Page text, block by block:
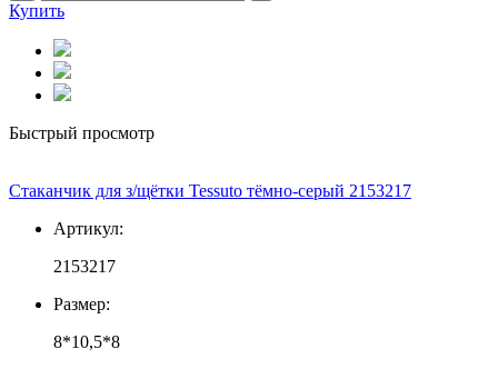
Купить
Быстрый просмотр
Стаканчик для з/щётки Tessuto тёмно-серый 2153217
Артикул:
2153217
Размер:
8*10,5*8